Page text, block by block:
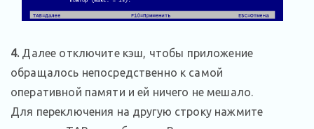
4.Далее отключите кэш, чтобы приложение
обращалось непосредственно к самой
оперативной памяти и ей ничего не мешало.
Для переключения на другую строку нажмите